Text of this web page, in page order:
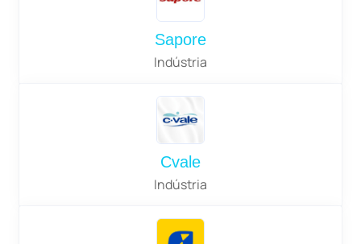
Sapore
Indústria
Cvale
Indústria